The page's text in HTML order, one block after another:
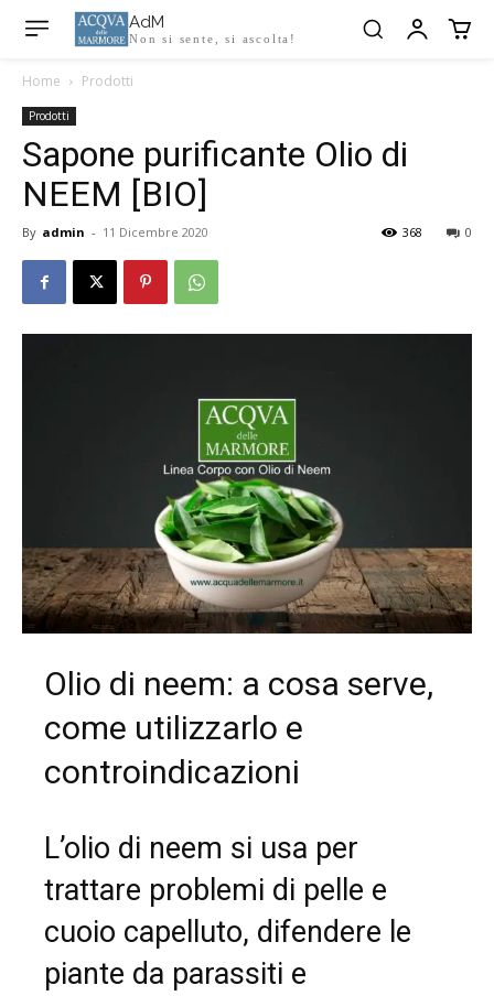
AdM
Non si sente, si ascolta!
Home Prodotti
Prodotti
Sapone purificante Olio di
NEEM [BIO]
By admin - 11 Dicembre 2020 0
368
Olio di neem: a cosa serve,
come utilizzarlo e
controindicazioni
L’olio di neem si usa per
trattare problemi di pelle e
cuoio capelluto, difendere le
piante da parassiti e